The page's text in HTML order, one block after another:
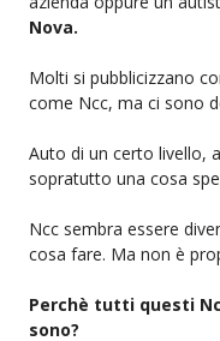
Nova.
Molti si pubblicizzano
come Ncc, ma ci sono
Auto di un certo livello,
sopratutto una cosa
Ncc sembra essere
cosa fare. Ma non è
Perchè tutti questi
sono?